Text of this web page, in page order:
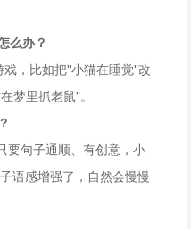
么办？
，比如把"小猫在睡觉"改
梦里抓老鼠"。
要句子通顺、有创意，小
语感增强了，自然会慢慢